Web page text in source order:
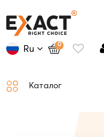
Ru 0
Каталог